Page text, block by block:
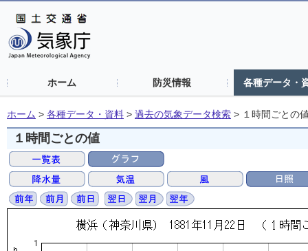
ホーム 防災情報 各種データ・
ホーム > 各種データ・資料 > 過去の気象データ検索 > １時間ごとの
１時間ごとの値